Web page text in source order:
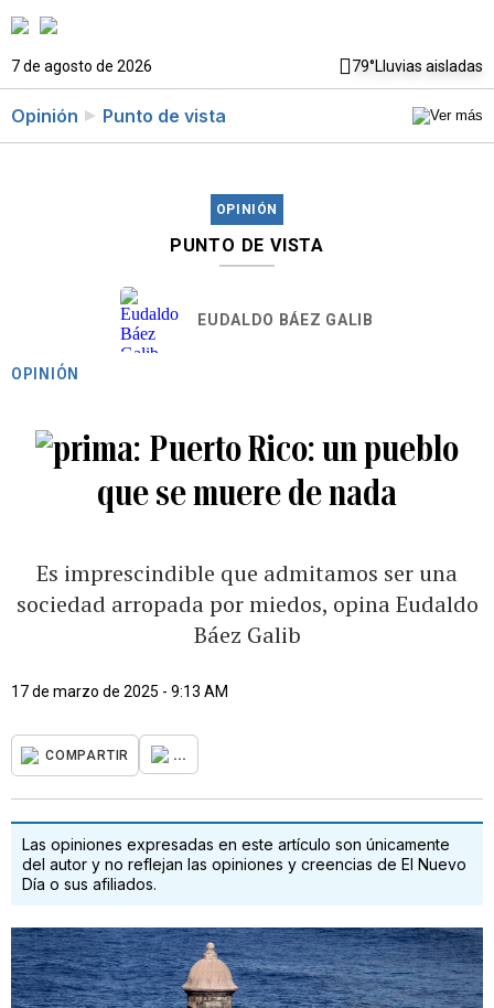
7 de agosto de 2026 79°Lluvias aisladas
Opinión Punto de vista
OPINIÓN
PUNTO DE VISTA
EUDALDO BÁEZ GALIB
OPINIÓN
Puerto Rico: un pueblo
que se muere de nada
Es imprescindible que admitamos ser una
sociedad arropada por miedos, opina Eudaldo
Báez Galib
17 de marzo de 2025 - 9:13 AM
COMPARTIR ...
Las opiniones expresadas en este artículo son únicamente
del autor y no reflejan las opiniones y creencias de El Nuevo
Día o sus afiliados.